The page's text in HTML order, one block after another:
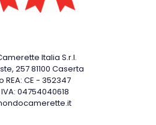
Italia S.r.l.
257 81100 Caserta
REA: CE - 352347
04754040618